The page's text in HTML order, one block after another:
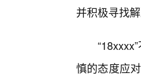
并积极寻找解
慎的态度应